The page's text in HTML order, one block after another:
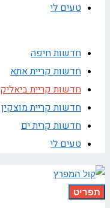
טעים לי
חדשות חיפה
חדשות קריית אתא
חדשות קריית ביאליק
חדשות קריית מוצקין
חדשות קרית ים
טעים לי
תפריט